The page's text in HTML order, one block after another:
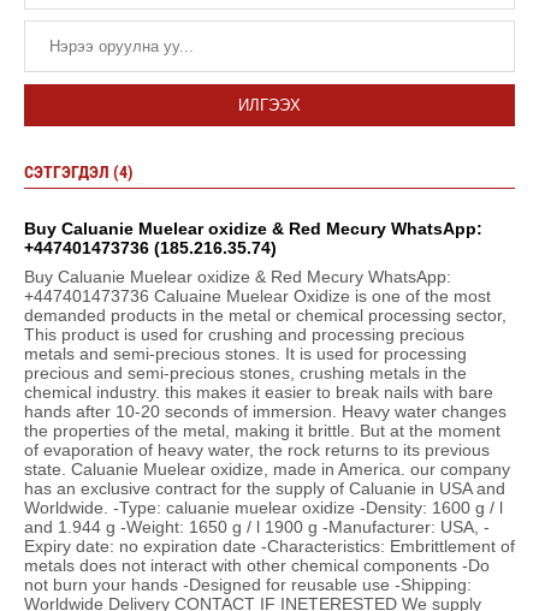
ИЛГЭЭХ
СЭТГЭГДЭЛ (4)
Buy Caluanie Muelear oxidize & Red Mecury WhatsApp:
+447401473736 (185.216.35.74)
Buy Caluanie Muelear oxidize & Red Mecury WhatsApp:
+447401473736 Caluaine Muelear Oxidize is one of the most
demanded products in the metal or chemical processing sector,
This product is used for crushing and processing precious
metals and semi-precious stones. It is used for processing
precious and semi-precious stones, crushing metals in the
chemical industry. this makes it easier to break nails with bare
hands after 10-20 seconds of immersion. Heavy water changes
the properties of the metal, making it brittle. But at the moment
of evaporation of heavy water, the rock returns to its previous
state. Caluanie Muelear oxidize, made in America. our company
has an exclusive contract for the supply of Caluanie in USA and
Worldwide. -Type: caluanie muelear oxidize -Density: 1600 g / l
and 1.944 g -Weight: 1650 g / l 1900 g -Manufacturer: USA, -
Expiry date: no expiration date -Characteristics: Embrittlement of
metals does not interact with other chemical components -Do
not burn your hands -Designed for reusable use -Shipping:
Worldwide Delivery CONTACT IF INETERESTED We supply